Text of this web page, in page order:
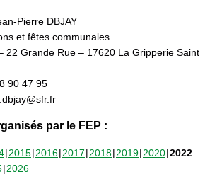
Pierre DBJAY
et fêtes communales
22 Grande Rue – 17620 La Gripperie Saint
90 47 95
par le FEP :
2015 2016 2017 2018 2019 2020 2022
2026